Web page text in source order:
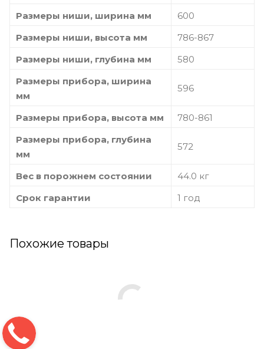
Размеры ниши, ширина мм
600
Размеры ниши, высота мм
786-867
Размеры ниши, глубина мм
580
Размеры прибора, ширина
мм
596
Размеры прибора, высота мм
780-861
Размеры прибора, глубина
мм
572
Вес в порожнем состоянии
44.0 кг
Срок гарантии
1 год
Похожие товары